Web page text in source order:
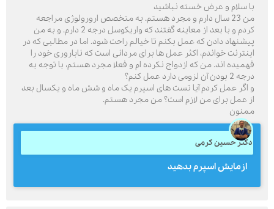
با سلام و عرض خسته نباشید
من 23 سال دارم و مجرد هستم. به متخصص ارورولوژی مراجعه
کردم و با بعد از معاینه گفتند که واریکوسل درجه 2 دارم. و به من
پیشنهاد دادن که عمل بکنم تا خیالم راحت شود. اما در مطالبی که در
اینترنت خواندم، اکثر عمل ها برای مردانی است که ناباروری خود را
فهمیده اند. من که ازدواج نکرده ام و فعلا مجرد هستم، با توجه به
درجه 2 بودن آن لزومی دارد عمل کنم؟
و اگر عمل کردم آیا تست های اسپرم یک ماه و شش ماه و یکسال بعد
از عمل برای من لازم است؟ من مجرد هستم.
ممنون
دکتر حسین کرمی
ازمایش اسپرم بدهید